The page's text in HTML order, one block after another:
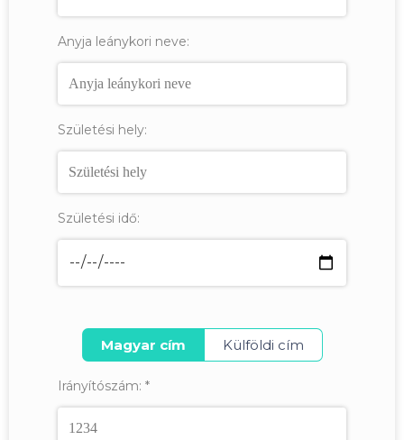
Anyja leánykori neve:
Születési hely:
Születési idő:
Magyar cím Külföldi cím
Irányítószám: *